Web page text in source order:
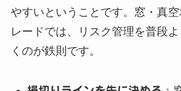
やすいということです。窓・真
レードでは、リスク管理を普段
くのが鉄則です。